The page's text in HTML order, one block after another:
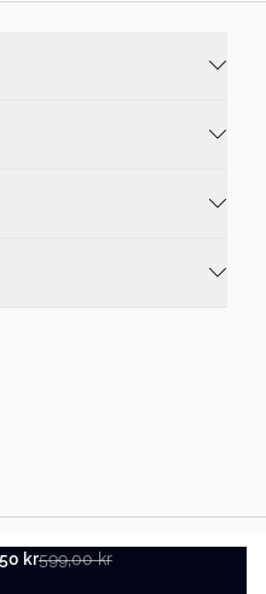
kr599,00 kr
og betingelser